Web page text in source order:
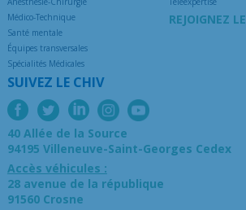
Médico-Technique
Santé mentale
Équipes transversales
Spécialités Médicales
REJOIGNEZ
SUIVEZ LE CHIV
40 Allée de la Source
94195 Villeneuve-Saint-Georges Cedex
Accès véhicules :
28 avenue de la république
91560 Crosne